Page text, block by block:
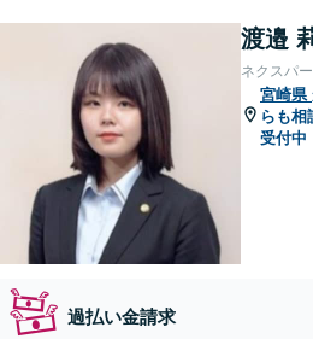
渡邉
ネクスパ
宮崎県
らも相
受付中
過払い金請求